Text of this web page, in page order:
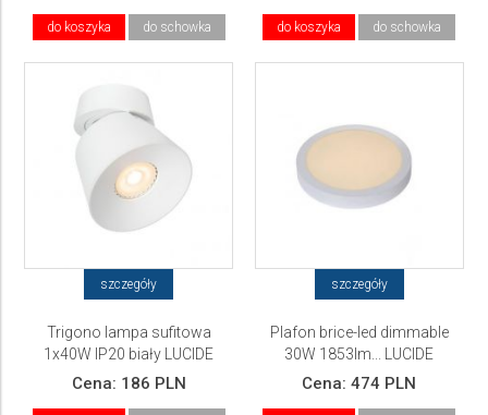
do koszyka do schowka do koszyka do schowka
szczegóły
Trigono lampa sufitowa
1x40W IP20 biały LUCIDE
Cena: 186 PLN
szczegóły
Plafon brice-led dimmable
30W 1853lm... LUCIDE
Cena:474 PLN